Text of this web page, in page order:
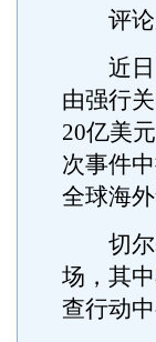
评论
近日，
由强行
20亿美
次事件
全球海
切尔基
场，其
查行动